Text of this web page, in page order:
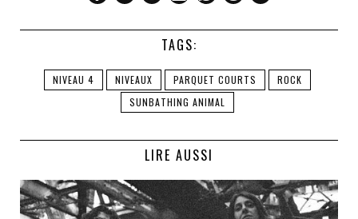
TAGS:
NIVEAU 4 NIVEAUX PARQUET COURTS
ROCK
SUNBATHING ANIMAL
LIRE AUSSI